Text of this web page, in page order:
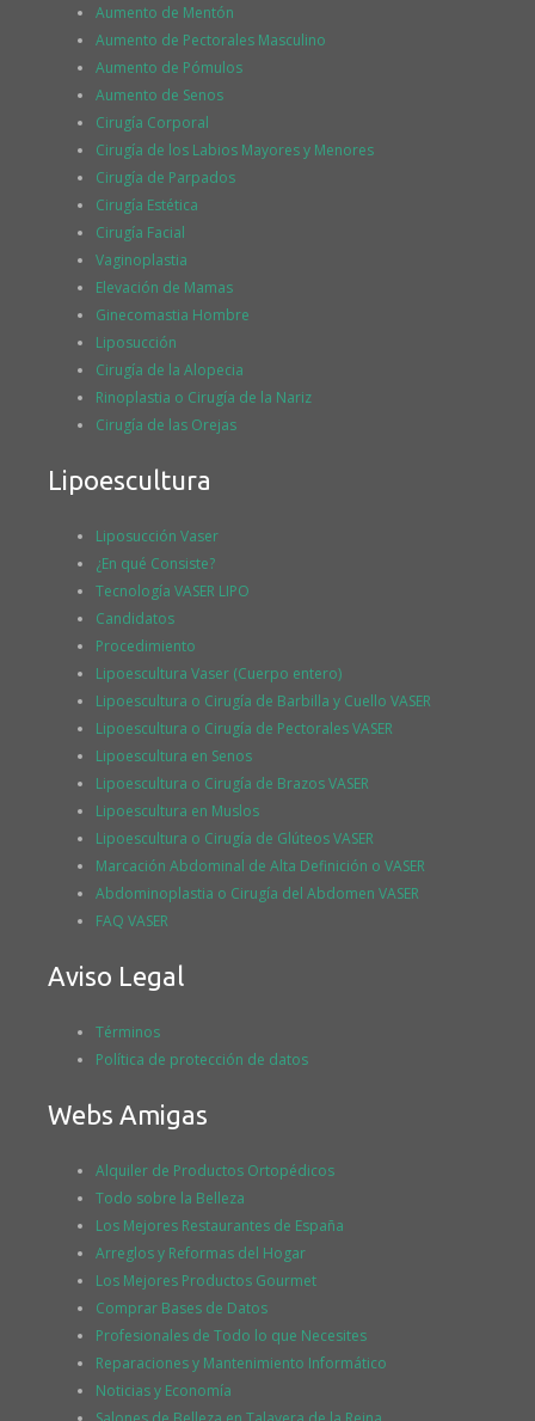
Aumento de Mentón
Aumento de Pectorales Masculino
Aumento de Pómulos
Aumento de Senos
Cirugía Corporal
Cirugía de los Labios Mayores y Menores
Cirugía de Parpados
Cirugía Estética
Cirugía Facial
Vaginoplastia
Elevación de Mamas
Ginecomastia Hombre
Liposucción
Cirugía de la Alopecia
Rinoplastia o Cirugía de la Nariz
Cirugía de las Orejas
Lipoescultura
Liposucción Vaser
¿En qué Consiste?
Tecnología VASER LIPO
Candidatos
Procedimiento
Lipoescultura Vaser (Cuerpo entero)
Lipoescultura o Cirugía de Barbilla y Cuello VASER
Lipoescultura o Cirugía de Pectorales VASER
Lipoescultura en Senos
Lipoescultura o Cirugía de Brazos VASER
Lipoescultura en Muslos
Lipoescultura o Cirugía de Glúteos VASER
Marcación Abdominal de Alta Definición o VASER
Abdominoplastia o Cirugía del Abdomen VASER
FAQ VASER
Aviso Legal
Términos
Política de protección de datos
Webs Amigas
Alquiler de Productos Ortopédicos
Todo sobre la Belleza
Los Mejores Restaurantes de España
Arreglos y Reformas del Hogar
Los Mejores Productos Gourmet
Comprar Bases de Datos
Profesionales de Todo lo que Necesites
Reparaciones y Mantenimiento Informático
Noticias y Economía